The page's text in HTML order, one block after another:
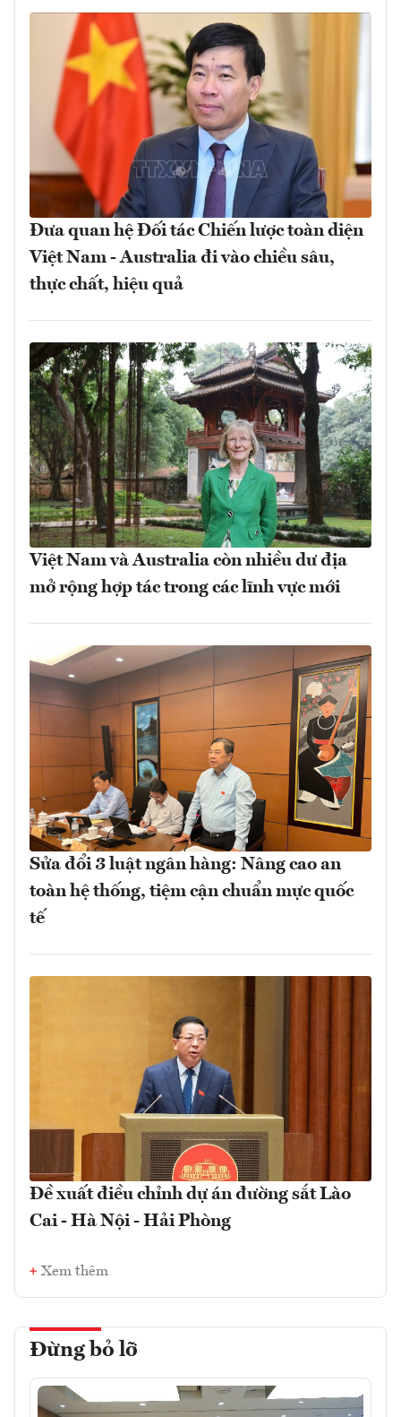
Đưa quan hệ Đối tác Chiến lược toàn diện
Việt Nam - Australia đi vào chiều sâu,
thực chất, hiệu quả
Việt Nam và Australia còn nhiều dư địa
mở rộng hợp tác trong các lĩnh vực mới
Sửa đổi 3 luật ngân hàng: Nâng cao an
toàn hệ thống, tiệm cận chuẩn mực quốc
tế
Đề xuất điều chỉnh dự án đường sắt Lào
Cai - Hà Nội - Hải Phòng
Xem thêm
Đừng bỏ lỡ